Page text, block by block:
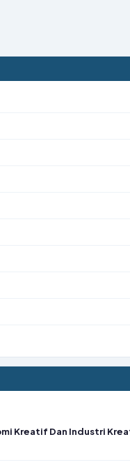
Kreatif Dan Industri